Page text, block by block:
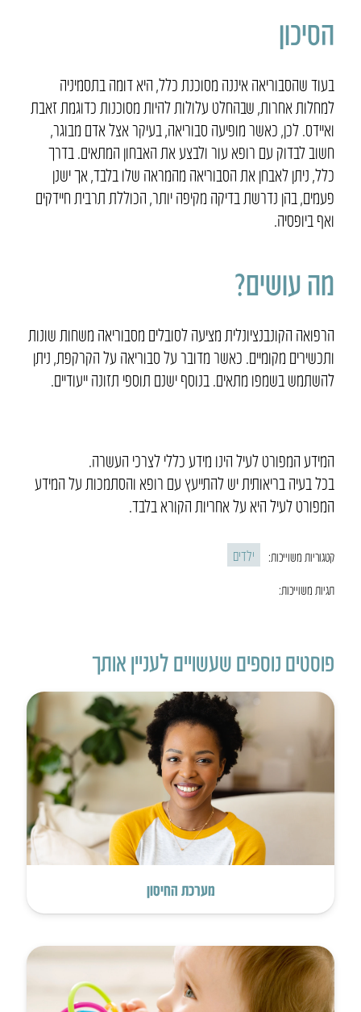
הסיכון
בעוד שהסבוריאה איננה מסוכנת כלל, היא דומה בתסמיניה
למחלות אחרות, שבהחלט עלולות להיות מסוכנות כדוגמת זאבת
ואיידס. לכן, כאשר מופיעה סבוריאה, בעיקר אצל אדם מבוגר,
חשוב לבדוק עם רופא עור ולבצע את האבחון המתאים. בדרך
כלל, ניתן לאבחן את הסבוריאה מהמראה שלו בלבד, אך ישנן
פעמים, בהן נדרשת בדיקה מקיפה יותר, הכוללת תרבית חיידקים
ואף ביופסיה.
מה עושים?
הרפואה הקונבנציונלית מציעה לסובלים מסבוריאה משחות שונות
ותכשירים מקומיים. כאשר מדובר על סבוריאה על הקרקפת, ניתן
להשתמש בשמפו מתאים. בנוסף ישנם תוספי תזונה ייעודיים.
המידע המפורט לעיל הינו מידע כללי לצרכי העשרה.
בכל בעיה בריאותית יש להתייעץ עם רופא והסתמכות על המידע
המפורט לעיל היא על אחריות הקורא בלבד.
קטגוריות משוייכות: ילדים
תגיות משוייכות:
פוסטים נוספים שעשויים לעניין אותך
מערכת החיסון